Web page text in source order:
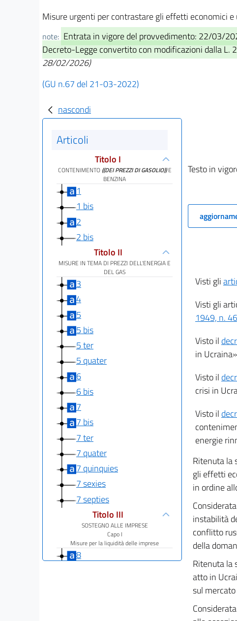
Misure urgenti per contrastare gli effetti economici
note: Entrata in vigore del provvedimento: 22/03/
Decreto-Legge convertito con modificazioni dalla
28/02/2026)
(GU n.67 del 21-03-2022)
nascondi
Articoli
Titolo I
CONTENIMENTO ((DEI PREZZI DI GASOLIO))E
BENZINA
1
1 bis
2
2 bis
Titolo II
MISURE IN TEMA DI PREZZI DELL'ENERGIA E
DEL GAS
3
4
5
5 bis
5 ter
5 quater
6
6 bis
7
7 bis
7 ter
7 quater
7 quinquies
7 sexies
7 septies
Titolo III
SOSTEGNO ALLE IMPRESE
Capo I
Misure per la liquidità delle imprese
8
Testo in
Visti gli
Visti gli
1949, n.
Visto il
in
Visto il
crisi in
Visto il
energie
Ritenuta la
gli effetti
in ordine
instabilità
conflitto
della
Ritenuta la
atto in
sul